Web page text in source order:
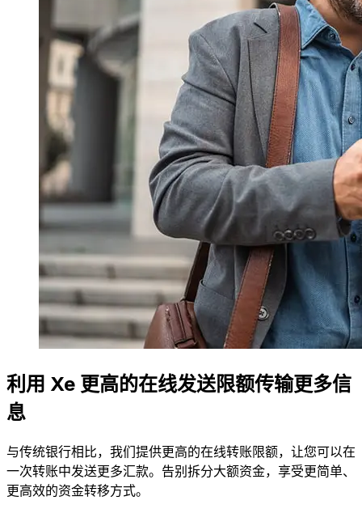
利用 Xe 更高的在线发送限额传输更多信
息
与传统银行相比，我们提供更高的在线转账限额，让您可以在
一次转账中发送更多汇款。告别拆分大额资金，享受更简单、
更高效的资金转移方式。